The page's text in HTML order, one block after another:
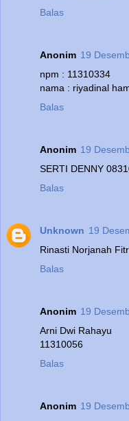
Balas
Anonim 19
npm : 11310334
nama : riyadinal
Balas
Anonim 19
SERTI DENNY
Balas
Unknown 19
Rinasti Norjanah
Balas
Anonim 19
Arni Dwi Rahayu
11310056
Balas
Anonim 19